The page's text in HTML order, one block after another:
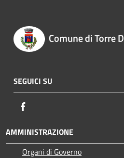
Comune di Torre
SEGUICI SU
AMMINISTRAZIONE
Organi di Governo